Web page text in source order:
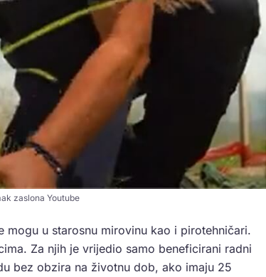
zaslona Youtube
mogu u starosnu mirovinu kao i pirotehničari.
Za njih je vrijedio samo beneficirani radni
bez obzira na životnu dob, ako imaju 25